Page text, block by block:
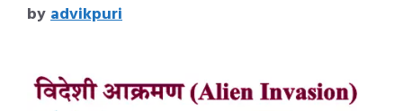
byadvikpuri